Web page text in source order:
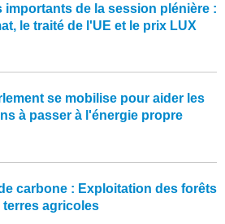
importants de la session plénière :
le traité de l'UE et le prix LUX
se mobilise pour aider les
à passer à l'énergie propre
carbone : Exploitation des forêts
terres agricoles